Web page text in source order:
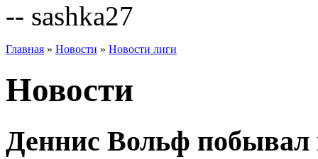
-- sashka27
Главная » Новости » Новости лиги
Новости
Деннис Вольф побывал